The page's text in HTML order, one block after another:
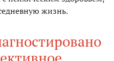
жизнь.